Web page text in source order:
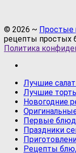
© 2026 ~ Простые
рецепты простых
Политика
Лучшие
Лучшие
Новогодние
Первые
Праздники
Рецепты